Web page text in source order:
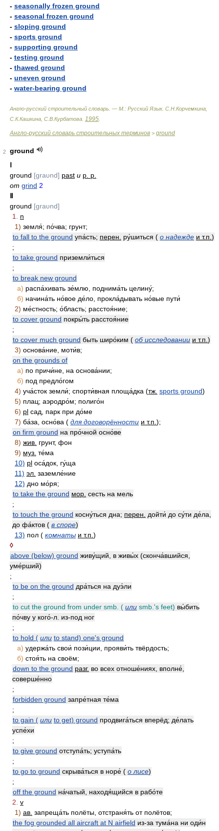
- seasonally frozen ground
- seasonal frozen ground
- sloping ground
- sports ground
- supporting ground
- testing ground
- thawed ground
- uneven ground
- water-bearing ground
Англо-русский строительный словарь. — М.: Русский Язык. С.Н.Корчемкина,
С.К.Кашкина, С.В.Курбатова 1995
Англо-русский словарь строительных терминов > ground
2
ground
Ⅰ
ground [graυnd] past и p. p.
от grind 2
Ⅱ
ground [graυnd]
1.
n
1) земля́; по́чва; грунт;
to fall to the ground упа́сть; перен. ру́шиться ( о надежде и т.п. )
;
to take ground приземли́ться
;
to break new ground
а) распа́хивать зе́млю, поднима́ть целину́;
б) начина́ть но́вое де́ло, прокла́дывать но́вые пути́
2) ме́стность; о́бласть; расстоя́ние;
to cover ground покры́ть расстоя́ние
;
to cover much ground быть широ́ким ( об исследовании и т.п. )
3) основа́ние, моти́в;
on the grounds of
а) по причи́не, на основа́нии;
б) под предло́гом
4) уча́сток земли́; спорти́вная площа́дка (тж. sports ground)
5) плац; аэродро́м; полиго́н
6) pl сад, парк при до́ме
7) ба́за, осно́ва ( для договорённости и т.п. );
on firm ground на про́чной осно́ве
8) жив. грунт, фон
9) муз. те́ма
10) pl оса́док, гу́ща
11) эл. заземле́ние
12) дно мо́ря;
to take the ground мор. сесть на мель
;
to touch the ground косну́ться дна; перен.
дойти́ до су́ти де́ла,
до фа́ктов ( в споре)
13) пол ( комнаты и т.п. )
◊
above (below) ground живу́щий, в живы́х (сконча́вшийся,
уме́рший)
;
to be on the ground дра́ться на дуэ́ли
;
to cut the ground from under smb. ( или smb.'s feet) вы́бить
по́чву у кого́-л. из-под ног
;
to hold ( или to stand) one's ground
а) удержа́ть свои́ пози́ции, прояви́ть твёрдость;
б) стоя́ть на своём;
down to the ground разг. во всех отноше́ниях, вполне́,
соверше́нно
;
forbidden ground запре́тная те́ма
;
to gain ( или to get) ground продвига́ться вперёд; де́лать
успе́хи
;
to give ground отступа́ть; уступа́ть
;
to go to ground скрыва́ться в норе́ ( о лисе)
;
off the ground на́чатый, находя́щийся в рабо́те
2. v
1) ав. запреща́ть полёты, отстраня́ть от полётов;
the fog grounded all aircraft at N airfield из-за тума́на ни оди́н